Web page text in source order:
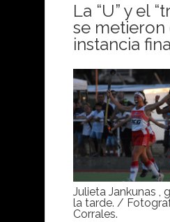
La “U” y el
se metieron
instancia
Julieta Jankunas ,
la tarde. /
Corrales.